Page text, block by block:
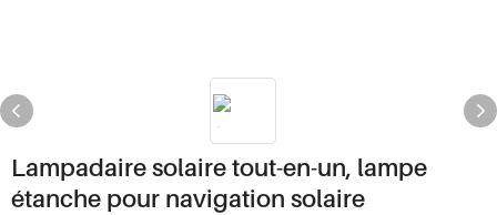
Lampadaire solaire tout-en-un, lampe
étanche pour navigation solaire